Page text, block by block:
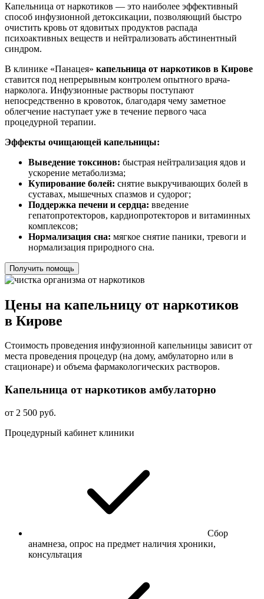
Капельница от наркотиков — это наиболее эффективный
способ инфузионной детоксикации, позволяющий быстро
очистить кровь от ядовитых продуктов распада
психоактивных веществ и нейтрализовать абстинентный
синдром.
В клинике «Панацея» капельница от наркотиков в Кирове
ставится под непрерывным контролем опытного врача-
нарколога. Инфузионные растворы поступают
непосредственно в кровоток, благодаря чему заметное
облегчение наступает уже в течение первого часа
процедурной терапии.
Эффекты очищающей капельницы:
Выведение токсинов: быстрая нейтрализация ядов и
ускорение метаболизма;
Купирование болей: снятие выкручивающих болей в
суставах, мышечных спазмов и судорог;
Поддержка печени и сердца: введение
гепатопротекторов, кардиопротекторов и витаминных
комплексов;
Нормализация сна: мягкое снятие паники, тревоги и
нормализация природного сна.
Получить помощь
Цены на капельницу от наркотиков
в Кирове
Стоимость проведения инфузионной капельницы зависит от
места проведения процедур (на дому, амбулаторно или в
стационаре) и объема фармакологических растворов.
Капельница от наркотиков амбулаторно
от 2 500 руб.
Процедурный кабинет клиники
Сбор
анамнеза, опрос на предмет наличия хроники,
консультация